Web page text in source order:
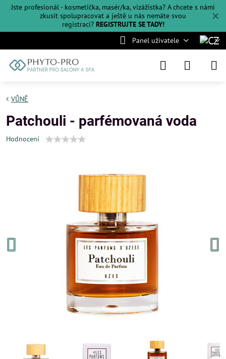
✕
Jste profesionál - kosmetička, masér/ka, vizážistka? A chcete s námi
zkusit spolupracovat a ještě u nás nemáte svou
registraci? REGISTRUJTE SE TADY!
Panel uživatele
VŮNĚ
Patchouli - parfémovaná voda
Hodnocení